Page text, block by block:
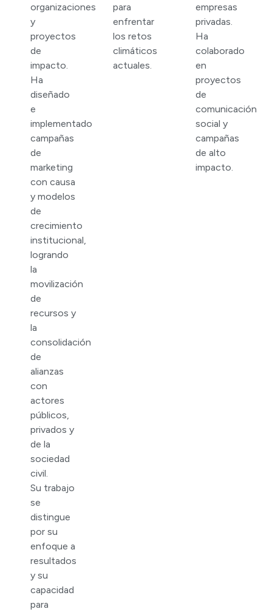
organizaciones
y
proyectos
de
impacto.
Ha
diseñado
e
implementado
campañas
de
marketing
con causa
y modelos
de
crecimiento
institucional,
logrando
la
movilización
de
recursos y
la
consolidación
de
alianzas
con
actores
públicos,
privados y
de la
sociedad
civil.
Su trabajo
se
distingue
por su
enfoque a
resultados
y su
capacidad
para
para
enfrentar
los retos
climáticos
actuales.
empresas
privadas.
Ha
colaborado
en
proyectos
de
comunicación
social y
campañas
de alto
impacto.